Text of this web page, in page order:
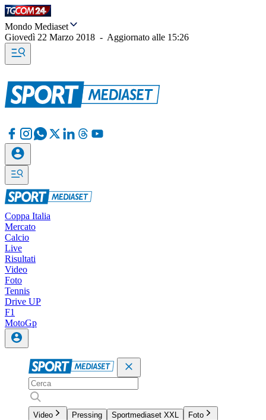
Mondo Mediaset
Giovedì 22 Marzo 2018 - Aggiornato alle 15:26
Coppa Italia
Mercato
Calcio
Live
Risultati
Video
Foto
Tennis
Drive UP
F1
MotoGp
Video Pressing Sportmediaset XXL
Foto